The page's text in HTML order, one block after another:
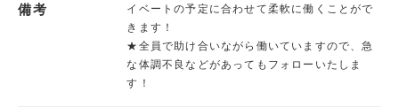
備考
イベートの予定に合わせて柔軟に働くことがで
きます！
★全員で助け合いながら働いていますので、急
な体調不良などがあってもフォローいたしま
す！